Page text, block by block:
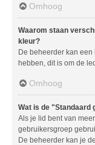
Omhoog
Waarom staan
kleur?
De beheerder kan
hebben, dit is om de
Omhoog
Wat is de "Standaard
Als je lid bent van
gebruikersgroep
De beheerder kan je